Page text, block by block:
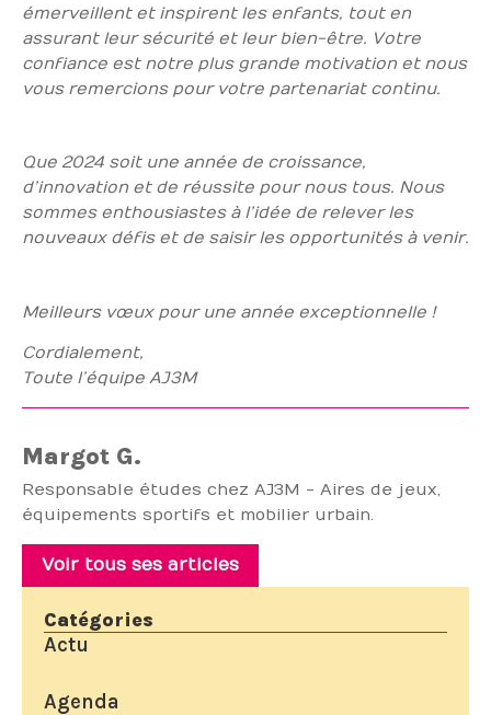
émerveillent et inspirent les enfants, tout en
assurant leur sécurité et leur bien-être. Votre
confiance est notre plus grande motivation et nous
vous remercions pour votre partenariat continu.
Que 2024 soit une année de croissance,
d’innovation et de réussite pour nous tous. Nous
sommes enthousiastes à l’idée de relever les
nouveaux défis et de saisir les opportunités à venir.
Meilleurs vœux pour une année exceptionnelle !
Cordialement,
Toute l’équipe AJ3M
Margot G.
Responsable études chez AJ3M - Aires de jeux,
équipements sportifs et mobilier urbain.
Voir tous ses articles
Catégories
Actu
Agenda